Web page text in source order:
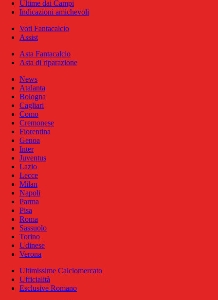
Ultime dai Campi
Indicazioni amichevoli
Voti Fantacalcio
Assist
Asta Fantacalcio
Asta di riparazione
News
Atalanta
Bologna
Cagliari
Como
Cremonese
Fiorentina
Genoa
Inter
Juventus
Lazio
Lecce
Milan
Napoli
Parma
Pisa
Roma
Sassuolo
Torino
Udinese
Verona
Ultimissime Calciomercato
Ufficialità
Esclusive Romano